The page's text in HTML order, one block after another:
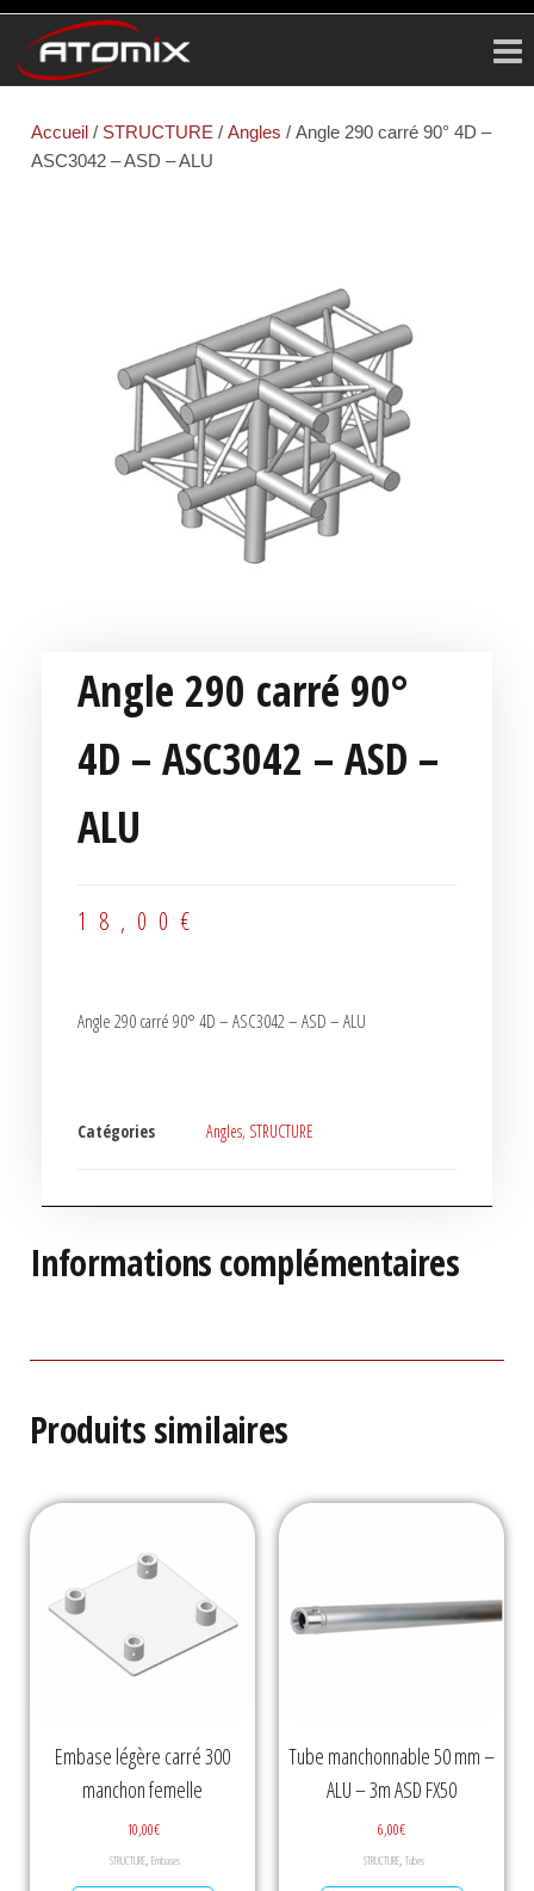
Accueil / STRUCTURE / Angles / Angle 290 carré 90° 4D –
ASC3042 – ASD – ALU
Angle 290 carré 90°
4D – ASC3042 – ASD –
ALU
18,00 €
Angle 290 carré 90° 4D – ASC3042 – ASD – ALU
Catégories Angles, STRUCTURE
Informations complémentaires
Produits similaires
Embase légère carré 300
manchon femelle
10,00€
STRUCTURE, Embases
Tube manchonnable 50 mm –
ALU – 3m ASD FX50
6,00€
STRUCTURE, Tubes